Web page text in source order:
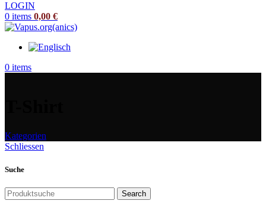
LOGIN
0 items 0,00 €
0 items
Kategorien
Schliessen
Suche
Search